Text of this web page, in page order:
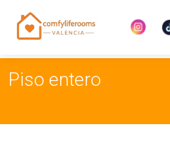
Piso entero